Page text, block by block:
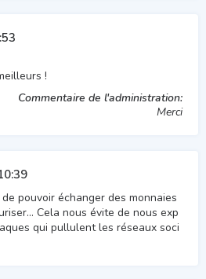
!
Commentaire de l'administration:
Merci
pouvoir échanger des monnaies
Cela nous évite de nous exp
qui pullulent les réseaux soci